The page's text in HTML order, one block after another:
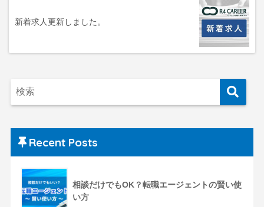
新着求人更新しました。
Recent Posts
相談だけでもOK？転職エージェントの賢い使
い方